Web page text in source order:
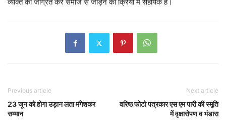
Previous article
23 जून को होगा उड़ान लता मंगेशकर
सम्मान
Next article
वरिष्ठ फोटो पत्रकार एस एम पारी की स्मृति
में वृक्षारोपण व भंडारा